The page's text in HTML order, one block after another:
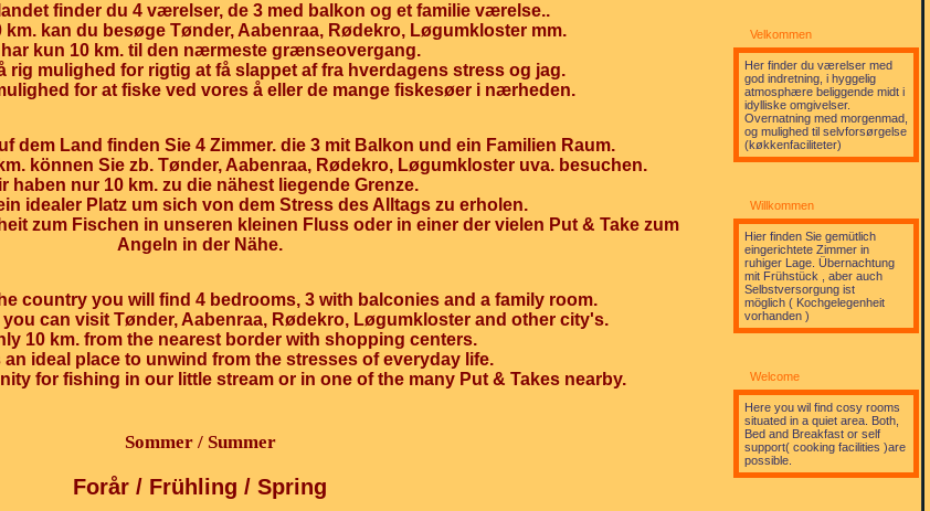
finder du 4 værelser, de 3 med balkon og et familie værelse..
km. kan du besøge Tønder, Aabenraa, Rødekro, Løgumkloster mm.
kun 10 km. til den nærmeste grænseovergang.
rig mulighed for rigtig at få slappet af fra hverdagens stress og jag.
for at fiske ved vores å eller de mange fiskesøer i nærheden.
dem Land finden Sie 4 Zimmer. die 3 mit Balkon und ein Familien Raum.
können Sie zb. Tønder, Aabenraa, Rødekro, Løgumkloster uva. besuchen.
haben nur 10 km. zu die nähest liegende Grenze.
idealer Platz um sich von dem Stress des Alltags zu erholen.
zum Fischen in unseren kleinen Fluss oder in einer der vielen Put & Take zum
Angeln in der Nähe.
country you will find 4 bedrooms, 3 with balconies and a family room.
you can visit Tønder, Aabenraa, Rødekro, Løgumkloster and other city's.
10 km. from the nearest border with shopping centers.
an ideal place to unwind from the stresses of everyday life.
for fishing in our little stream or in one of the many Put & Takes nearby.
Sommer / Summer
Forår / Frühling / Spring
Velkommen
Her finder du værelser med
god indretning, i hyggelig
atmosphære beliggende midt i
idylliske omgivelser.
Overnatning med morgenmad,
og mulighed til selvforsørgelse
(køkkenfaciliteter)
Willkommen
Hier finden Sie gemütlich
eingerichtete Zimmer in
ruhiger Lage. Übernachtung
mit Frühstück , aber auch
Selbstversorgung ist
möglich ( Kochgelegenheit
vorhanden )
Welcome
Here you wil find cosy rooms
situated in a quiet area. Both,
Bed and Breakfast or self
support( cooking facilities )are
possible.